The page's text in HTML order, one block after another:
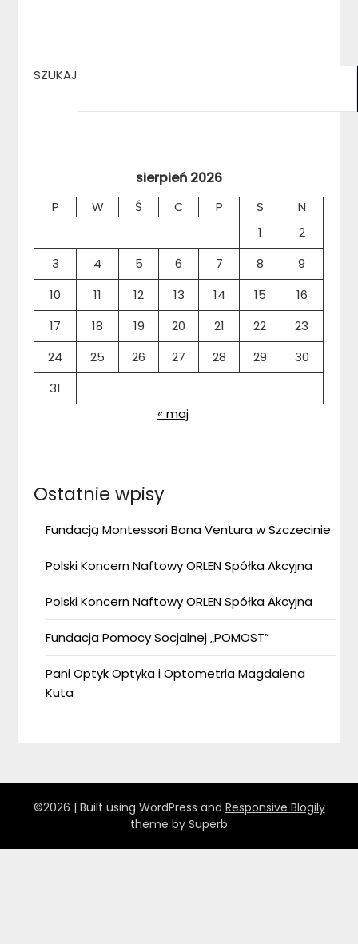
SZUKAJ
sierpień 2026
P W Ś C P S
N
1
2
3
4 5 6 7 8
9
10
11 12 13 14 15
16
17
18 19 20 21 22
23
24
25 26 27 28 29
30
31
« maj
Ostatnie wpisy
Fundacją Montessori Bona Ventura w Szczecinie
Polski Koncern Naftowy ORLEN Spółka Akcyjna
Polski Koncern Naftowy ORLEN Spółka Akcyjna
Fundacja Pomocy Socjalnej „POMOST”
Pani Optyk Optyka i Optometria Magdalena
Kuta
©2026 | Built using WordPress and Responsive Blogily
theme by Superb